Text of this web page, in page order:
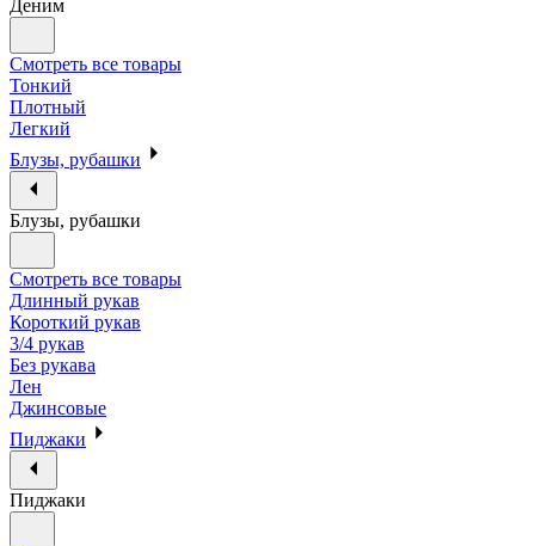
Деним
Смотреть все товары
Тонкий
Плотный
Легкий
Блузы, рубашки
Блузы, рубашки
Смотреть все товары
Длинный рукав
Короткий рукав
3/4 рукав
Без рукава
Лен
Джинсовые
Пиджаки
Пиджаки